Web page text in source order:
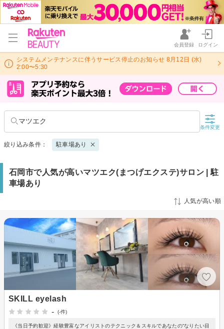
会員登録 ログイン
システムメンテナンスに伴うサービス停止のお知らせ 8月12日 (水)
2:00〜5:30
マツエク
条件変更
絞り込み条件： 駐車場あり
石岡市で人気が高いマツエク(まつげエクステ)サロン | 駐
車場あり
人気が高い順
SKILL eyelash
-
(-件)
《当日予約歓迎》経験豊富なアイリストのテクニック＆スキルであなたの“なりたい目